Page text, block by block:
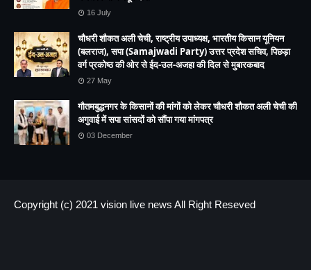
16 July
चौधरी शौकत अली चेची, राष्ट्रीय उपाध्यक्ष, भारतीय किसान यूनियन
(बलराज), सपा (Samajwadi Party) उत्तर प्रदेश सचिव, पिछड़ा
वर्ग प्रकोष्ठ की ओर से ईद-उल-अजहा की दिल से मुबारकबाद
27 May
गौतमबुद्धनगर के किसानों की मांगों को लेकर चौधरी शौकत अली चेची की
अगुवाई में सपा सांसदों को सौंपा गया मांगपत्र
03 December
Copyright (c) 2021 vision live news All Right Reseved